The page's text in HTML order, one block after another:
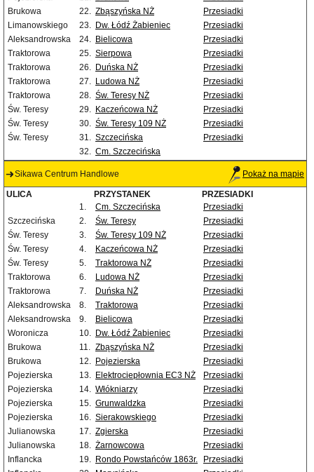
Brukowa
22. Zbąszyńska NŻ
Przesiadki
Limanowskiego
23. Dw. Łódź Żabieniec
Przesiadki
Aleksandrowska
24. Bielicowa
Przesiadki
Traktorowa
25. Sierpowa
Przesiadki
Traktorowa
26. Duńska NŻ
Przesiadki
Traktorowa
27. Ludowa NŻ
Przesiadki
Traktorowa
28. Św. Teresy NŻ
Przesiadki
Św. Teresy
29. Kaczeńcowa NŻ
Przesiadki
Św. Teresy
30. Św. Teresy 109 NŻ
Przesiadki
Św. Teresy
31. Szczecińska
Przesiadki
32. Cm. Szczecińska
Sikawa Centrum Handlowe Pokaż na mapie
ULICA PRZYSTANEK
PRZESIADKI
1.
Cm. Szczecińska
Przesiadki
Szczecińska
2. Św. Teresy
Przesiadki
Św. Teresy
3. Św. Teresy 109 NŻ
Przesiadki
Św. Teresy
4. Kaczeńcowa NŻ
Przesiadki
Św. Teresy
5. Traktorowa NŻ
Przesiadki
Traktorowa
6. Ludowa NŻ
Przesiadki
Traktorowa
7. Duńska NŻ
Przesiadki
Aleksandrowska
8. Traktorowa
Przesiadki
Aleksandrowska
9. Bielicowa
Przesiadki
Woronicza
10. Dw. Łódź Żabieniec
Przesiadki
Brukowa
11. Zbąszyńska NŻ
Przesiadki
Brukowa
12. Pojezierska
Przesiadki
Pojezierska
13. Elektrociepłownia EC3 NŻ
Przesiadki
Pojezierska
14. Włókniarzy
Przesiadki
Pojezierska
15. Grunwaldzka
Przesiadki
Pojezierska
16. Sierakowskiego
Przesiadki
Julianowska
17. Zgierska
Przesiadki
Julianowska
18. Żarnowcowa
Przesiadki
Inflancka
19. Rondo Powstańców 1863r.
Przesiadki